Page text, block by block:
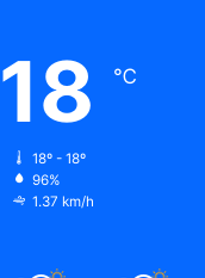
18 ℃
18º - 18º
96%
1.37 km/h